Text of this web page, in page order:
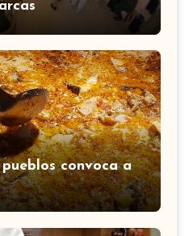
convoca a